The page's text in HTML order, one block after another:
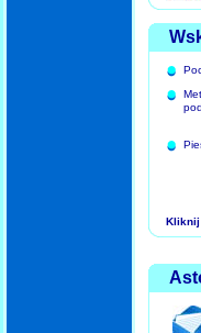
Kliknij